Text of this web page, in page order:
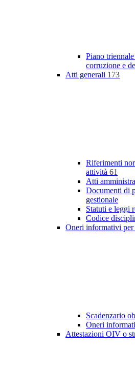
Piano
corruzione e
Atti generali 173
Riferimenti
attività 61
Atti
Documenti di
gestionale
Statuti e leggi
Codice
Oneri informativi per
Scadenzario
Oneri
Attestazioni OIV o